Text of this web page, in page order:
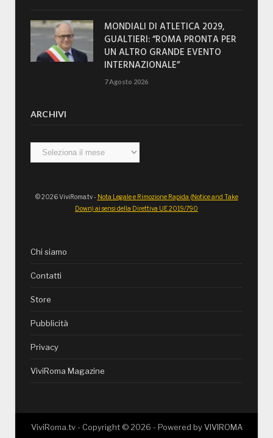
MONDIALI DI ATLETICA 2029,
GUALTIERI: “ROMA PRONTA PER
UN ALTRO GRANDE EVENTO
INTERNAZIONALE”
7 Agosto 2026
ARCHIVI
Archivi
© 2026 ViviRoma.tv - Nota Legale e Rimozione Rapida (Notice and Take
Down) ai sensi della Direttiva UE 2019/790
Chi siamo
Contatti
Store
Pubblicità
Privacy
ViviRoma Magazine
ViviRoma.tv - Copyright © 2026 - Powered byVIVIROMA